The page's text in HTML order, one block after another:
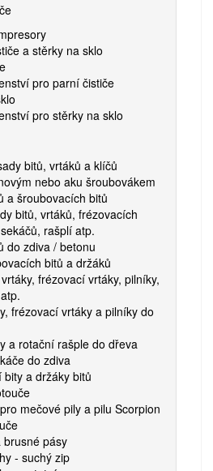
a stěrky na sklo
pro parní čističe
pro stěrky na sklo
bitů, vrtáků a klíčů
nebo aku šroubovákem
a šroubovacích bitů
bitů, vrtáků, frézovacích
rašplí atp.
do zdiva / betonu
bitů a držáků
frézovací vrtáky, pilníky,
frézovací vrtáky a pilníky do
a rotační rašple do dřeva
do zdiva
bity a držáky bitů
mečové pily a pilu Scorpion
brusné pásy
- suchý zip